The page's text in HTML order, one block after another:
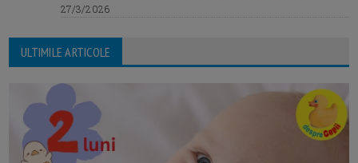
27/3/2026
ULTIMILE ARTICOLE